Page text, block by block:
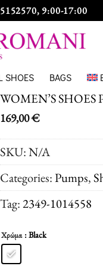
, 9:00-17:00
SHOES BAGS
WOMEN’S SHOES
169,00€
SKU:N/A
Categories:Pumps,
Tag:2349-1014558
Χρώμα : Black